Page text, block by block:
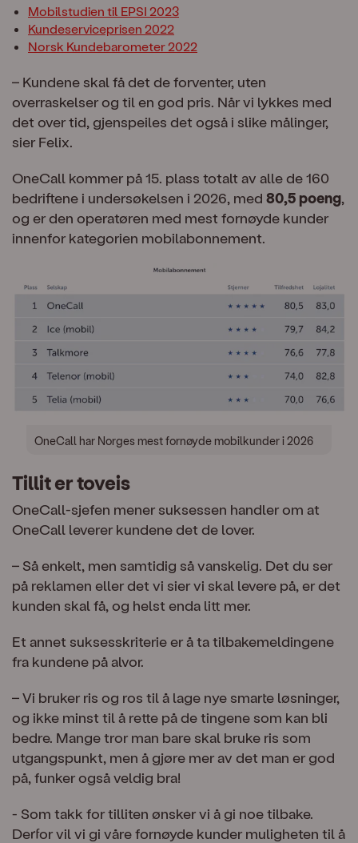
Mobilstudien til EPSI 2023
Kundeserviceprisen 2022
Norsk Kundebarometer 2022
– Kundene skal få det de forventer, uten
overraskelser og til en god pris. Når vi lykkes med
det over tid, gjenspeiles det også i slike målinger,
sier Felix.
OneCall kommer på 15. plass totalt av alle de 160
bedriftene i undersøkelsen i 2026, med 80,5 poeng
og er den operatøren med mest fornøyde kunder
innenfor kategorien mobilabonnement.
OneCall har Norges mest fornøyde mobilkunder i 2026
Tillit er toveis
OneCall-sjefen mener suksessen handler om at
OneCall leverer kundene det de lover.
– Så enkelt, men samtidig så vanskelig. Det du ser
på reklamen eller det vi sier vi skal levere på, er det
kunden skal få, og helst enda litt mer.
Et annet suksesskriterie er å ta tilbakemeldingene
fra kundene på alvor.
– Vi bruker ris og ros til å lage nye smarte løsninger,
og ikke minst til å rette på de tingene som kan bli
bedre. Mange tror man bare skal bruke ris som
utgangspunkt, men å gjøre mer av det man er god
på, funker også veldig bra!
- Som takk for tilliten ønsker vi å gi noe tilbake.
Derfor vil vi gi våre fornøyde kunder muligheten til å